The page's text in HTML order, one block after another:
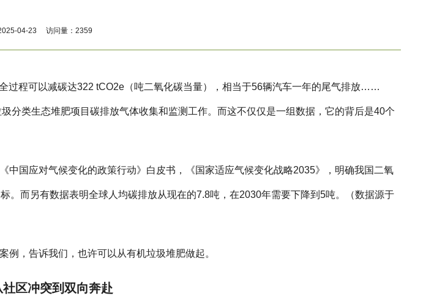
04-23 访问量：2359
过程可以减碳达322 tCO2e（吨二氧化碳当量），相当于56辆汽车一年的尾气排放……
分类生态堆肥项目碳排放气体收集和监测工作。而这不仅仅是一组数据，它的背后是40个
国应对气候变化的政策行动》白皮书，《国家适应气候变化战略2035》，明确我国二氧
。而另有数据表明全球人均碳排放从现在的7.8吨，在2030年需要下降到5吨。（数据源于
，告诉我们，也许可以从有机垃圾堆肥做起。
区冲突到双向奔赴